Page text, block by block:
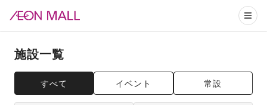
施設一覧
すべて イベント 常設